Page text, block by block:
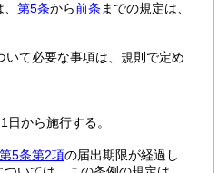
第5条から前条 までの規定は、
いて必要な事項は、規則で定め
から施行する。
第5条第2項の届出期限が経過し